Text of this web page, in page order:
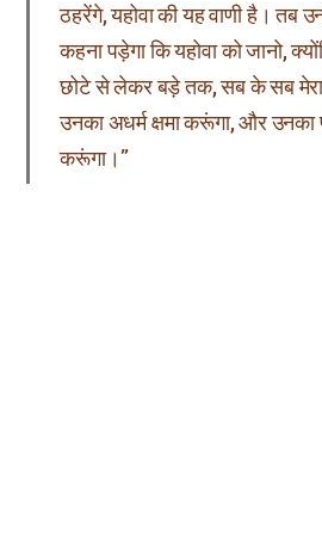
ठहरेंगे, यहोवा की यह वाणी है। तब
कहना पड़ेगा कि यहोवा को जानो,
छोटे से लेकर बड़े तक, सब के सब मेरा
उनका अधर्म क्षमा करूंगा, और उनका
करूंगा।”